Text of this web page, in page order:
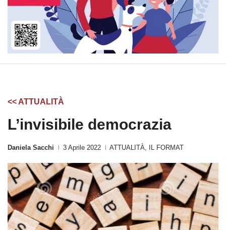
<< ATTUALITÀ
L’invisibile democrazia
Daniela Sacchi 3 Aprile 2022 ATTUALITÀ, IL FORMAT